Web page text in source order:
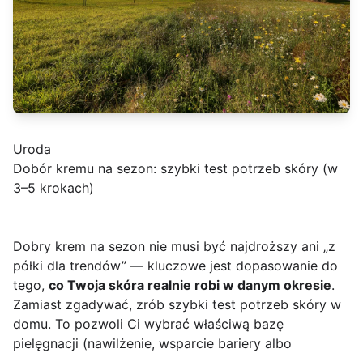
Uroda
Dobór kremu na sezon: szybki test potrzeb skóry (w
3–5 krokach)
Dobry krem na sezon nie musi być najdroższy ani „z
półki dla trendów” — kluczowe jest dopasowanie do
tego, co Twoja skóra realnie robi w danym okresie.
Zamiast zgadywać, zrób szybki test potrzeb skóry w
domu. To pozwoli Ci wybrać właściwą bazę
pielęgnacji (nawilżenie, wsparcie bariery albo